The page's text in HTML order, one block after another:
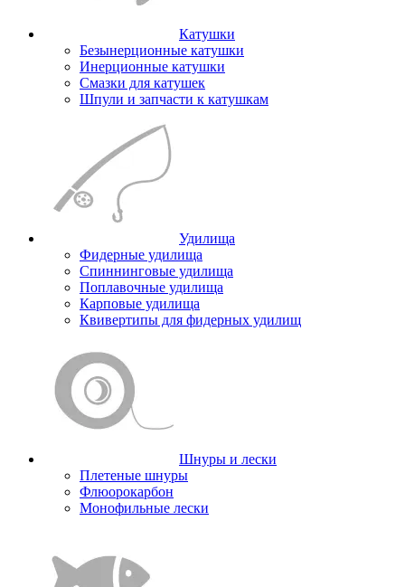
Катушки
Безынерционные катушки
Инерционные катушки
Смазки для катушек
Шпули и запчасти к катушкам
Удилища
Фидерные удилища
Спиннинговые удилища
Поплавочные удилища
Карповые удилища
Квивертипы для фидерных удилищ
Шнуры и лески
Плетеные шнуры
Флюорокарбон
Монофильные лески